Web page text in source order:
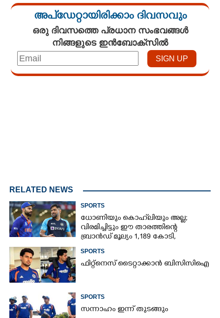
അപ്ഡേറ്റായിരിക്കാം ദിവസവും
ഒരു ദിവസത്തെ പ്രധാന സംഭവങ്ങൾ
നിങ്ങളുടെ ഇൻബോക്സിൽ
RELATED NEWS
SPORTS
ധോണിയും കൊഹ്‌ലിയും അല്ല;
വിരമിച്ചിട്ടും ഈ താരത്തിന്റെ
ബ്രാൻഡ് മൂല്യം 1,189 കോടി,
ക്രിക്കറ്റിന്റെ രാജാവ്‌
SPORTS
ഫിറ്റ്നെസ് ടൈറ്റാക്കാൻ ബിസിസിഐ
SPORTS
സന്നാഹം ഇന്ന് തുടങ്ങും